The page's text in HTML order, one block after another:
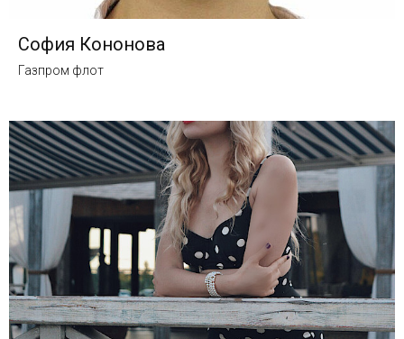
София Кононова
Газпром флот